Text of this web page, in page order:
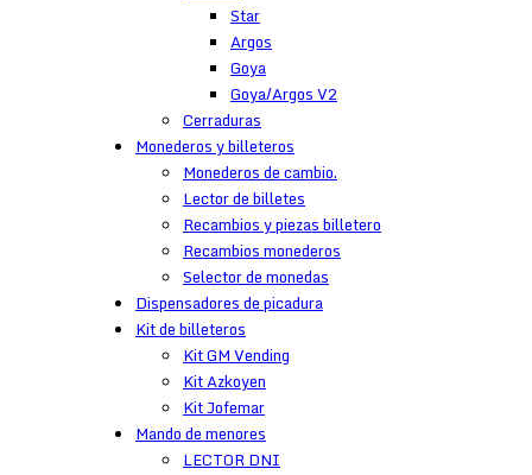
Star
Argos
Goya
Goya/Argos V2
Cerraduras
Monederos y billeteros
Monederos de cambio.
Lector de billetes
Recambios y piezas billetero
Recambios monederos
Selector de monedas
Dispensadores de picadura
Kit de billeteros
Kit GM Vending
Kit Azkoyen
Kit Jofemar
Mando de menores
LECTOR DNI